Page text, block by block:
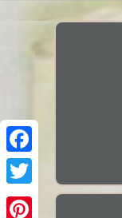
Facebook